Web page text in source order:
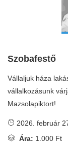
Szobafestő
Vállaljuk háza
vállalkozásunk
Mazsolapiktort!
2026. február
Ára: 1.000 Ft